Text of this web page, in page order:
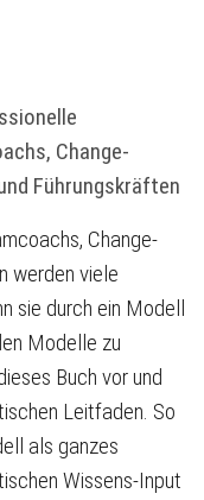
Change-
Führungskräften
Change-
werden viele
sie durch ein Modell
Modelle zu
Buch vor und
Leitfaden. So
als ganzes
Wissens-Input